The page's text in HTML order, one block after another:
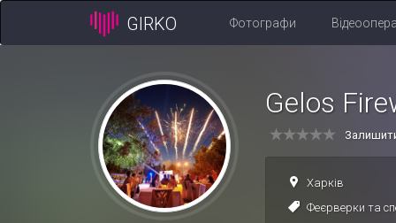
GIRKO Фотографи
Gelos
Харків
Феєрверки та